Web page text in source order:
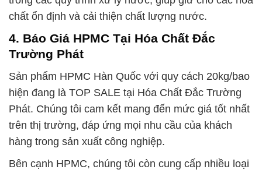
chất ổn định và cải thiện chất lượng nước.
4. Báo Giá HPMC Tại Hóa Chất Đắc
Trường Phát
Sản phẩm HPMC Hàn Quốc với quy cách 20kg/bao
hiện đang là TOP SALE tại Hóa Chất Đắc Trường
Phát. Chúng tôi cam kết mang đến mức giá tốt nhất
trên thị trường, đáp ứng mọi nhu cầu của khách
hàng trong sản xuất công nghiệp.
Bên cạnh HPMC, chúng tôi còn cung cấp nhiều loại